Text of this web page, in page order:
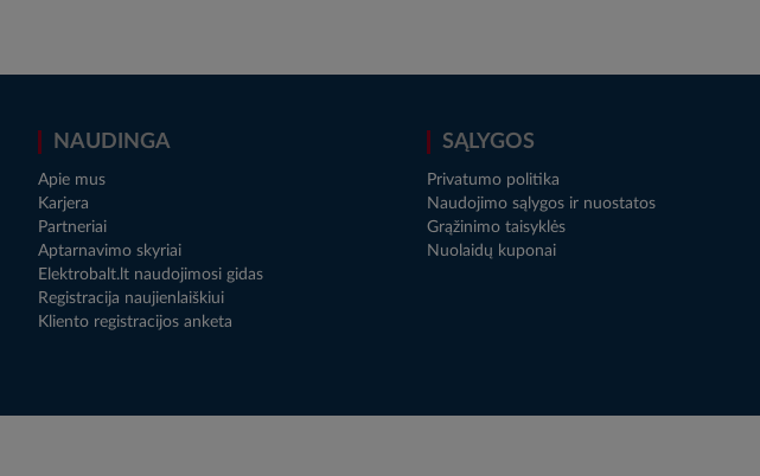
NAUDINGA
Apie mus
Karjera
Partneriai
Aptarnavimo skyriai
Elektrobalt.lt naudojimosi gidas
Registracija naujienlaiškiui
Kliento registracijos anketa
SĄLYGOS
Privatumo politika
Naudojimo sąlygos ir nuostatos
Grąžinimo taisyklės
Nuolaidų kuponai